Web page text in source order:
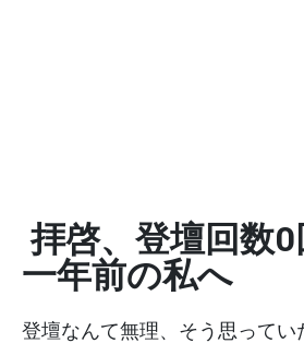
拝啓、登壇回数
一年前の私へ
登壇なんて無理、そう思って